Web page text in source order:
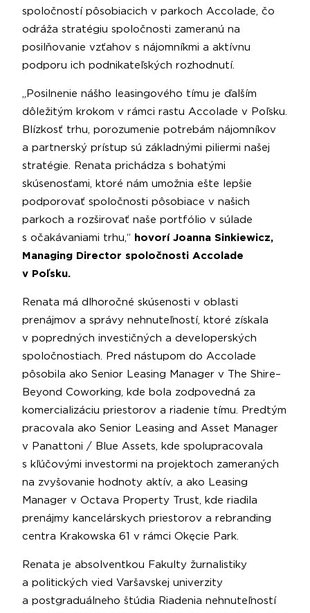
spoločností pôsobiacich v parkoch Accolade, čo
odráža stratégiu spoločnosti zameranú na
posilňovanie vzťahov s nájomníkmi a aktívnu
podporu ich podnikateľských rozhodnutí.
„Posilnenie nášho leasingového tímu je ďalším
dôležitým krokom v rámci rastu Accolade v Poľsku.
Blízkosť trhu, porozumenie potrebám nájomníkov
a partnerský prístup sú základnými piliermi našej
stratégie. Renata prichádza s bohatými
skúsenosťami, ktoré nám umožnia ešte lepšie
podporovať spoločnosti pôsobiace v našich
parkoch a rozširovať naše portfólio v súlade
s očakávaniami trhu,“ hovorí Joanna Sinkiewicz,
Managing Director spoločnosti Accolade
v Poľsku.
Renata má dlhoročné skúsenosti v oblasti
prenájmov a správy nehnuteľností, ktoré získala
v popredných investičných a developerských
spoločnostiach. Pred nástupom do Accolade
pôsobila ako Senior Leasing Manager v The Shire–
Beyond Coworking, kde bola zodpovedná za
komercializáciu priestorov a riadenie tímu. Predtým
pracovala ako Senior Leasing and Asset Manager
v Panattoni / Blue Assets, kde spolupracovala
s kľúčovými investormi na projektoch zameraných
na zvyšovanie hodnoty aktív, a ako Leasing
Manager v Octava Property Trust, kde riadila
prenájmy kancelárskych priestorov a rebranding
centra Krakowska 61 v rámci Okęcie Park.
Renata je absolventkou Fakulty žurnalistiky
a politických vied Varšavskej univerzity
a postgraduálneho štúdia Riadenia nehnuteľností